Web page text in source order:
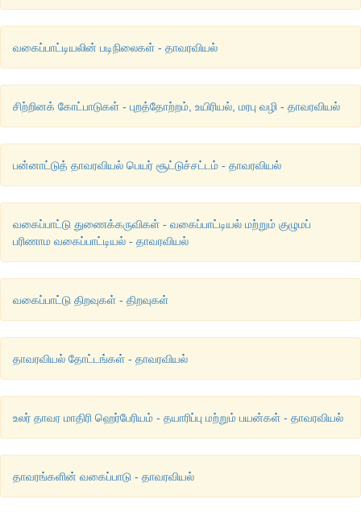
வகைப்படுத்துதல் ஒரு குறிப்பிட்ட காலகட்டத்தில் உள்ள நமது
வெளிப்படுத்துகின்றது. புதிய தகவல்களைப் பெறும்போது
மாறுதலுக்கு உட்பட்டுக் கொண்டிருக்கும்.
வகைப்பாட்டியலின் படிநிலைகள் - தாவரவியல்
சிற்றினக் கோட்பாடுகள் - புறத்தோற்றம், உயிரியல், மரபு வழி - தாவரவியல்
பன்னாட்டுத் தாவரவியல் பெயர் சூட்டுச்சட்டம் - தாவரவியல்
வகைப்பாட்டு துணைக்கருவிகள் - வகைப்பாட்டியல் மற்றும் குழுமப்
பரிணாம வகைப்பாட்டியல் - தாவரவியல்
வகைப்பாட்டு திறவுகள் - திறவுகள்
தாவரவியல் தோட்டங்கள் - தாவரவியல்
உலர் தாவர மாதிரி ஹெர்பேரியம் - தயாரிப்பு மற்றும் பயன்கள் - தாவரவியல்
தாவரங்களின் வகைப்பாடு - தாவரவியல்